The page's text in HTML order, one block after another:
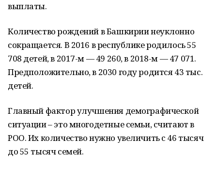
выплаты.
Количество рождений в Башкирии неуклонно
сокращается. В 2016 в республике родилось 55
708 детей, в 2017-м — 49 260, в 2018-м — 47 071.
Предположительно, в 2030 году родится 43 тыс.
детей.
Главный фактор улучшения демографической
ситуации – это многодетные семьи, считают в
РОО. Их количество нужно увеличить с 46 тысяч
до 55 тысяч семей.